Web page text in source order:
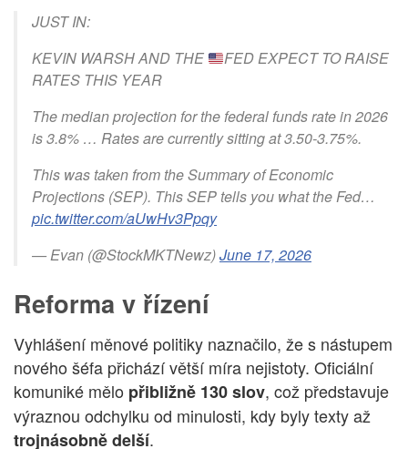
JUST IN:
KEVIN WARSH AND THE
FED EXPECT TO RAISE
RATES THIS YEAR
The median projection for the federal funds rate in 2026
is 3.8% … Rates are currently sitting at 3.50-3.75%.
This was taken from the Summary of Economic
Projections (SEP). This SEP tells you what the Fed…
pic.twitter.com/aUwHv3Ppqy
— Evan (@StockMKTNewz)June 17, 2026
Reforma v řízení
Vyhlášení měnové politiky naznačilo, že s nástupem
nového šéfa přichází větší míra nejistoty. Oficiální
komuniké mělo přibližně 130 slov, což představuje
výraznou odchylku od minulosti, kdy byly texty až
trojnásobně delší.